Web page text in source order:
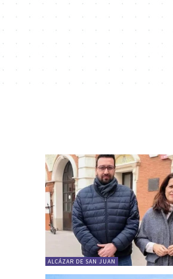
ALCÁZAR DE SAN JUAN